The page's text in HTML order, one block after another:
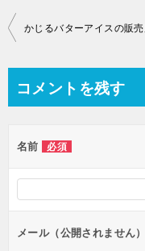
投
ビ
ー
シ
ョ
ン
コメントを残す
名前 必須
メール（公開されません）